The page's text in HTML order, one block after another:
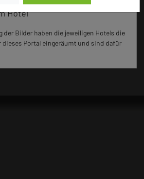
Hotel
der Bilder haben die jeweiligen Hotels die
dieses Portal eingeräumt und sind dafür